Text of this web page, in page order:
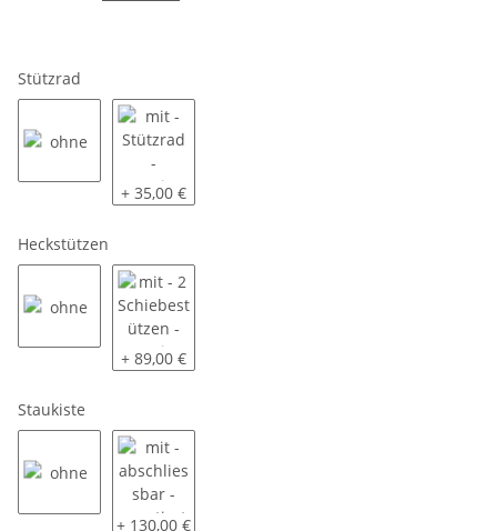
Stützrad
mit - Stützrad - montiert
+ 35,00 €
Heckstützen
mit - 2 Schiebestützen - montiert
+ 89,00 €
Staukiste
mit - abschliessbar - montiert
+ 130,00 €